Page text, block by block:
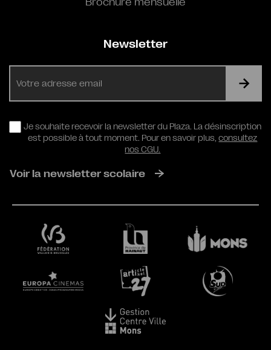
Newsletter
RGPD
Je souhaite recevoir la newsletter du Plaza. La désinscription
est possible à tout moment. Pour en savoir plus,consultez
nos CGU.
Voir la newsletter scolaire